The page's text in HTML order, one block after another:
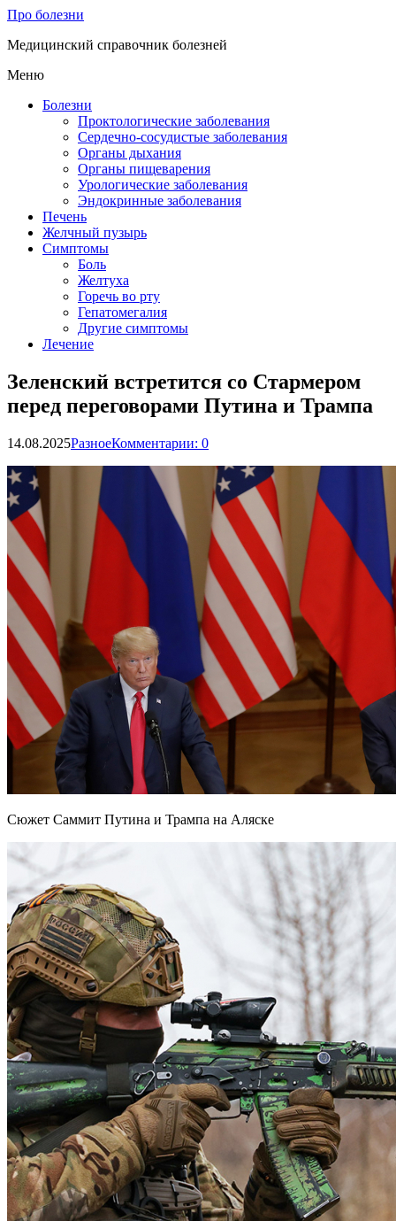
Про болезни
Медицинский справочник болезней
Меню
Болезни
Проктологические заболевания
Сердечно-сосудистые заболевания
Органы дыхания
Органы пищеварения
Урологические заболевания
Эндокринные заболевания
Печень
Желчный пузырь
Симптомы
Боль
Желтуха
Горечь во рту
Гепатомегалия
Другие симптомы
Лечение
Зеленский встретится со Стармером
перед переговорами Путина и Трампа
14.08.2025РазноеКомментарии: 0
Сюжет Саммит Путина и Трампа на Аляске